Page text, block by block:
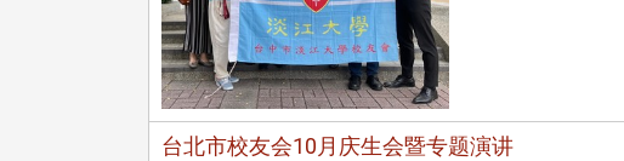
台北市校友会10月庆生会暨专题演讲
大学电子与电机系友会于115
在连日大雨阴霾下，风保系友会
在115年6月27日(六)举办的一日
游，神奇迎来超幸运好天气。大 ...
(四)